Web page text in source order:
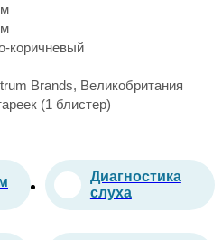
коричневый
Brands, Великобритания
(1 блистер)
Диагностика
слуха